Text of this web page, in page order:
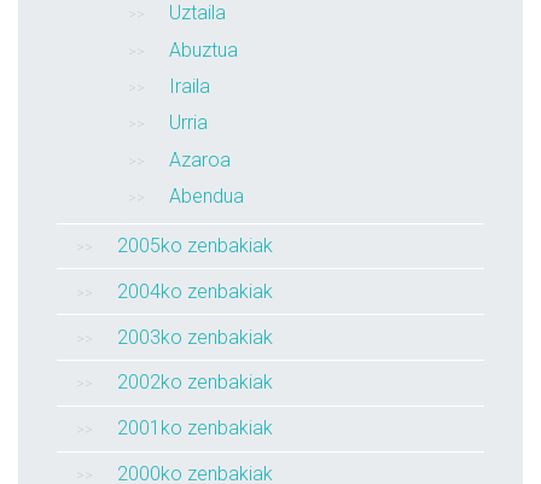
Uztaila
Abuztua
Iraila
Urria
Azaroa
Abendua
2005ko zenbakiak
2004ko zenbakiak
2003ko zenbakiak
2002ko zenbakiak
2001ko zenbakiak
2000ko zenbakiak